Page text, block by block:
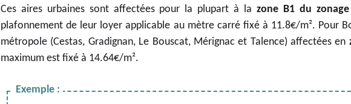
Ces aires urbaines sont affectées pour la plupart à la zone B1 du
plafonnement de leur loyer applicable au mètre carré fixé à 11.8€/m². Pour
métropole (Cestas, Gradignan, Le Bouscat, Mérignac et Talence) affectées en
maximum est fixé à 14.64€/m².